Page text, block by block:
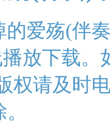
的爱殇(伴
放下载
权请及时